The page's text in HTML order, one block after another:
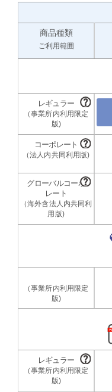
商品種類
ご利用範囲